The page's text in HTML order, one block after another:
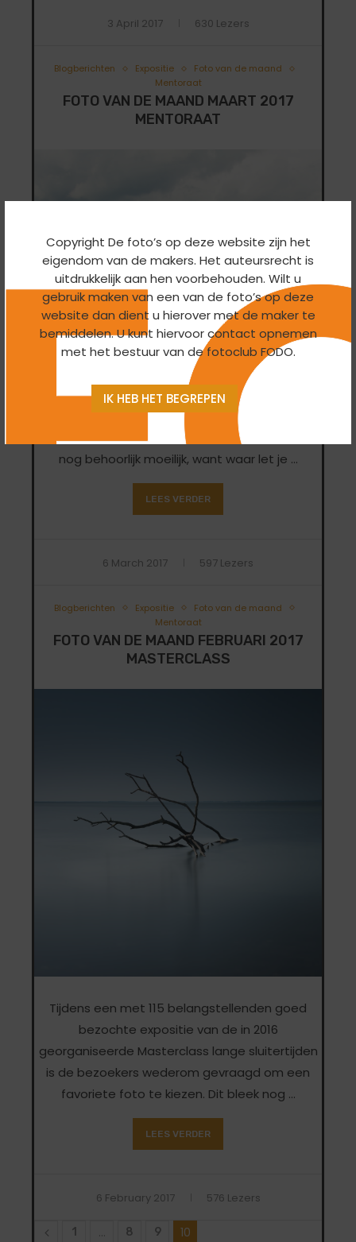
Copyright De foto’s op deze website zijn het
eigendom van de makers. Het auteursrecht is
uitdrukkelijk aan hen voorbehouden. Wilt u
gebruik maken van een van de foto’s op deze
website dan dient u hierover met de maker te
bemiddelen. U kunt hiervoor contact opnemen
met het bestuur van de fotoclub FODO.
IK HEB HET BEGREPEN
3 April 2017 630 Lezers
Blogberichten Expositie
Foto van de maand
Mentoraat
FOTO VAN DE MAAND MAART 2017
MENTORAAT
Foto’s gemaakt tijdens het Mentoraat
Landschapsfotografie, werden bekeken door 80
bezoekers, die ook deze maand op hun
favoriete foto mochten stemmen. Dat bleek
nog behoorlijk moeilijk, want waar let je …
LEES VERDER
6 March 2017 597 Lezers
Blogberichten Expositie
Foto van de maand
Mentoraat
FOTO VAN DE MAAND FEBRUARI 2017
MASTERCLASS
Tijdens een met 115 belangstellenden goed
bezochte expositie van de in 2016
georganiseerde Masterclass lange sluitertijden
is de bezoekers wederom gevraagd om een
favoriete foto te kiezen. Dit bleek nog …
LEES VERDER
6 February 2017 576 Lezers
1 … 8 9 10